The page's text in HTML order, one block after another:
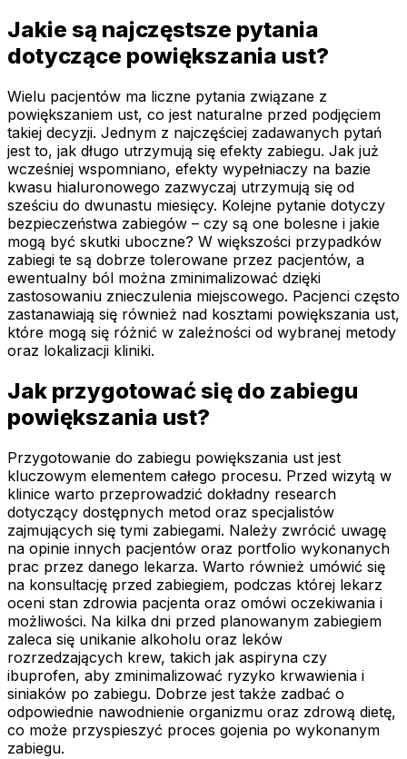
Jakie są najczęstsze pytania
dotyczące powiększania ust?
Wielu pacjentów ma liczne pytania związane z
powiększaniem ust, co jest naturalne przed podjęciem
takiej decyzji. Jednym z najczęściej zadawanych pytań
jest to, jak długo utrzymują się efekty zabiegu. Jak już
wcześniej wspomniano, efekty wypełniaczy na bazie
kwasu hialuronowego zazwyczaj utrzymują się od
sześciu do dwunastu miesięcy. Kolejne pytanie dotyczy
bezpieczeństwa zabiegów – czy są one bolesne i jakie
mogą być skutki uboczne? W większości przypadków
zabiegi te są dobrze tolerowane przez pacjentów, a
ewentualny ból można zminimalizować dzięki
zastosowaniu znieczulenia miejscowego. Pacjenci często
zastanawiają się również nad kosztami powiększania ust,
które mogą się różnić w zależności od wybranej metody
oraz lokalizacji kliniki.
Jak przygotować się do zabiegu
powiększania ust?
Przygotowanie do zabiegu powiększania ust jest
kluczowym elementem całego procesu. Przed wizytą w
klinice warto przeprowadzić dokładny research
dotyczący dostępnych metod oraz specjalistów
zajmujących się tymi zabiegami. Należy zwrócić uwagę
na opinie innych pacjentów oraz portfolio wykonanych
prac przez danego lekarza. Warto również umówić się
na konsultację przed zabiegiem, podczas której lekarz
oceni stan zdrowia pacjenta oraz omówi oczekiwania i
możliwości. Na kilka dni przed planowanym zabiegiem
zaleca się unikanie alkoholu oraz leków
rozrzedzających krew, takich jak aspiryna czy
ibuprofen, aby zminimalizować ryzyko krwawienia i
siniaków po zabiegu. Dobrze jest także zadbać o
odpowiednie nawodnienie organizmu oraz zdrową dietę,
co może przyspieszyć proces gojenia po wykonanym
zabiegu.